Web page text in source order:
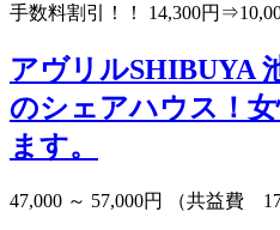
手数料割引！！ 14,300円
アヴリルSHIBUYA
のシェアハウス！
ます。
47,000 ～ 57,000円 （共益費